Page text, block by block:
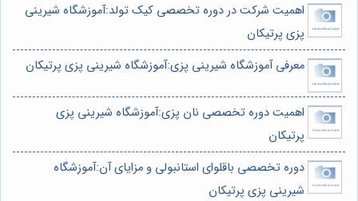
اهمیت شرکت در دوره تخصصی کیک تولد:آموزشگاه شیرینی
پزی پرتیکان
معرفی آموزشگاه شیرینی پزی:آموزشگاه شیرینی پزی پرتیکان
اهمیت دوره تخصصی نان پزی:آموزشگاه شیرینی پزی
پرتیکان
دوره تخصصی باقلوای استانبولی و مزایای آن:آموزشگاه
شیرینی پزی پرتیکان